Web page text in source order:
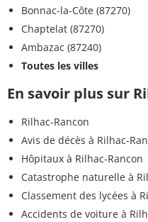
Bonnac-la-Côte (87270)
Chaptelat (87270)
Ambazac (87240)
Toutes les villes
En savoir plus sur
Rilhac-Rancon
Avis de décès à Rilhac-
Hôpitaux à Rilhac-Rancon
Catastrophe naturelle à
Classement des lycées à
Accidents de voiture à